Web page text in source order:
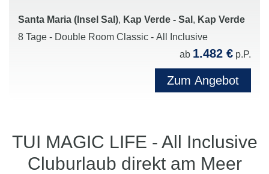
Santa Maria (Insel Sal), Kap Verde - Sal , Kap Verde
8 Tage - Double Room Classic - All Inclusive
ab 1.482 € p.P.
Zum Angebot
TUI MAGIC LIFE - All Inclusive
Cluburlaub direkt am Meer